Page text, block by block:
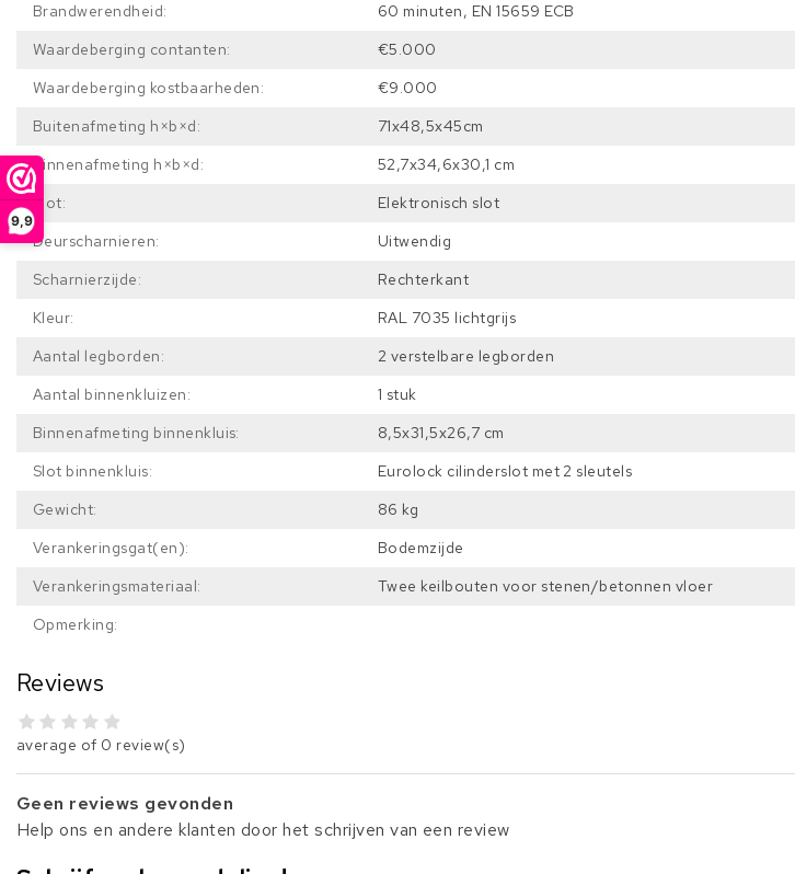
9,9
Brandwerendheid:
60 minuten, EN 15659 ECB
Waardeberging contanten:
€5.000
Waardeberging kostbaarheden:
€9.000
Buitenafmeting h×b×d:
71x48,5x45cm
Binnenafmeting h×b×d:
52,7x34,6x30,1 cm
Slot:
Elektronisch slot
Deurscharnieren:
Uitwendig
Scharnierzijde:
Rechterkant
Kleur:
RAL 7035 lichtgrijs
Aantal legborden:
2 verstelbare legborden
Aantal binnenkluizen:
1 stuk
Binnenafmeting binnenkluis:
8,5x31,5x26,7 cm
Slot binnenkluis:
Eurolock cilinderslot met 2 sleutels
Gewicht:
86 kg
Verankeringsgat(en):
Bodemzijde
Verankeringsmateriaal:
Twee keilbouten voor stenen/betonnen vloer
Opmerking:
Reviews
average of 0 review(s)
Geen reviews gevonden
Help ons en andere klanten door het schrijven van een review